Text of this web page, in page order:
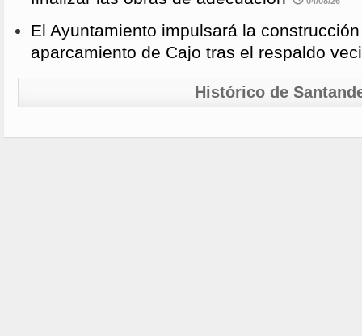
El Ayuntamiento impulsará la
aparcamiento de Cajo tras el respaldo
Histórico de